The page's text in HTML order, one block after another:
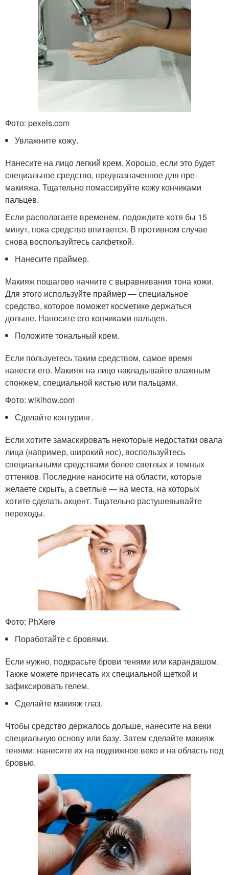
Фото: pexels.com
Увлажните кожу.
Нанесите на лицо легкий крем. Хорошо, если это будет
специальное средство, предназначенное для пре-
макияжа. Тщательно помассируйте кожу кончиками
пальцев.
Если располагаете временем, подождите хотя бы 15
минут, пока средство впитается. В противном случае
снова воспользуйтесь салфеткой.
Нанесите праймер.
Макияж пошагово начните с выравнивания тона кожи.
Для этого используйте праймер — специальное
средство, которое поможет косметике держаться
дольше. Наносите его кончиками пальцев.
Положите тональный крем.
Если пользуетесь таким средством, самое время
нанести его. Макияж на лицо накладывайте влажным
спонжем, специальной кистью или пальцами.
Фото: wikihow.com
Сделайте контуринг.
Если хотите замаскировать некоторые недостатки овала
лица (например, широкий нос), воспользуйтесь
специальными средствами более светлых и темных
оттенков. Последние наносите на области, которые
желаете скрыть, а светлые — на места, на которых
хотите сделать акцент. Тщательно растушевывайте
переходы.
Фото: PhXere
Поработайте с бровями.
Если нужно, подкрасьте брови тенями или карандашом.
Также можете причесать их специальной щеткой и
зафиксировать гелем.
Сделайте макияж глаз.
Чтобы средство держалось дольше, нанесите на веки
специальную основу или базу. Затем сделайте макияж
тенями: нанесите их на подвижное веко и на область под
бровью.